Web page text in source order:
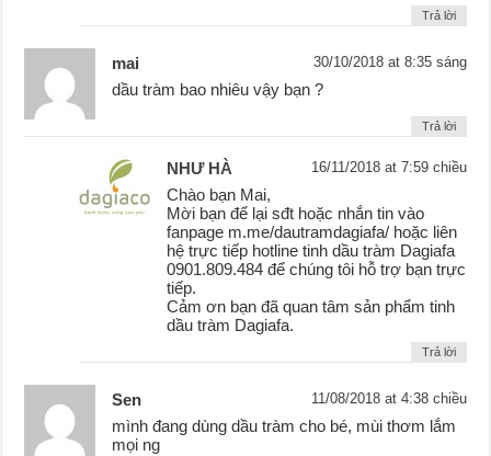
Trả lời
mai 30/10/2018 at 8:35 sáng
dầu tràm bao nhiêu vậy bạn ?
Trả lời
NHƯ HÀ 16/11/2018 at 7:59 chiều
Chào bạn Mai,
Mời bạn để lại sđt hoặc nhắn tin vào
fanpage m.me/dautramdagiafa/ hoặc liên
hệ trực tiếp hotline tinh dầu tràm Dagiafa
0901.809.484 để chúng tôi hỗ trợ bạn trực
tiếp.
Cảm ơn bạn đã quan tâm sản phẩm tinh
dầu tràm Dagiafa.
Trả lời
Sen 11/08/2018 at 4:38 chiều
mình đang dùng dầu tràm cho bé, mùi thơm lắm
mọi ng